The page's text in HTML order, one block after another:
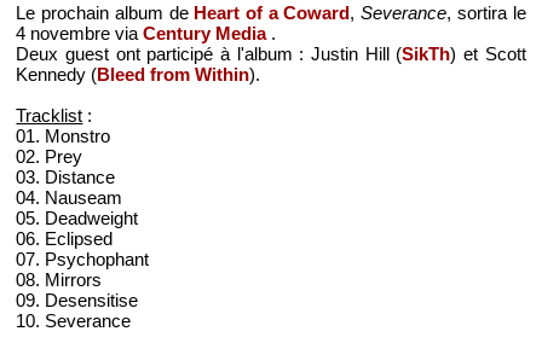
Le prochain album de Heart of a Coward,Severance, sortira le
4 novembre viaCentury Media.
Deux guest ont participé à l'album : Justin Hill (SikTh) et Scott
Kennedy (Bleed from Within).
Tracklist :
01. Monstro
02. Prey
03. Distance
04. Nauseam
05. Deadweight
06. Eclipsed
07. Psychophant
08. Mirrors
09. Desensitise
10. Severance